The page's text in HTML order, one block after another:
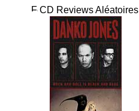
CD Reviews Aléatoires